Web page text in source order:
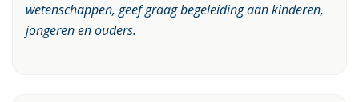
wetenschappen, geef graag begeleiding aan kinderen,
jongeren en ouders.